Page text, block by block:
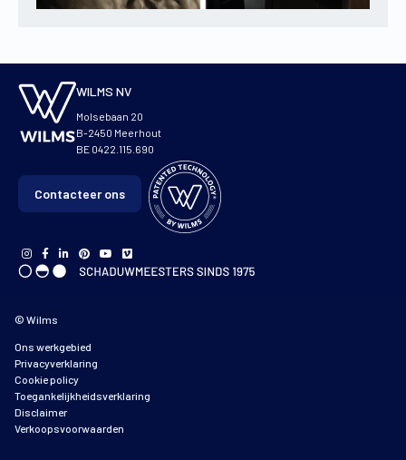
WILMS NV
Molsebaan 20
B-2450 Meerhout
BE 0422.115.690
Contacteer ons
© Wilms
Ons werkgebied
Privacyverklaring
Cookie policy
Toegankelijkheidsverklaring
Disclaimer
Verkoopsvoorwaarden